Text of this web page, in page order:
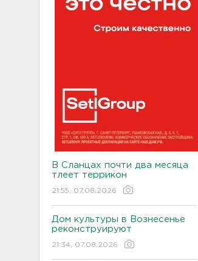
В Сланцах почти два месяца
тлеет террикон
21:55, 07.08.2026
Дом культуры в Вознесенье
реконструируют
21:34, 07.08.2026